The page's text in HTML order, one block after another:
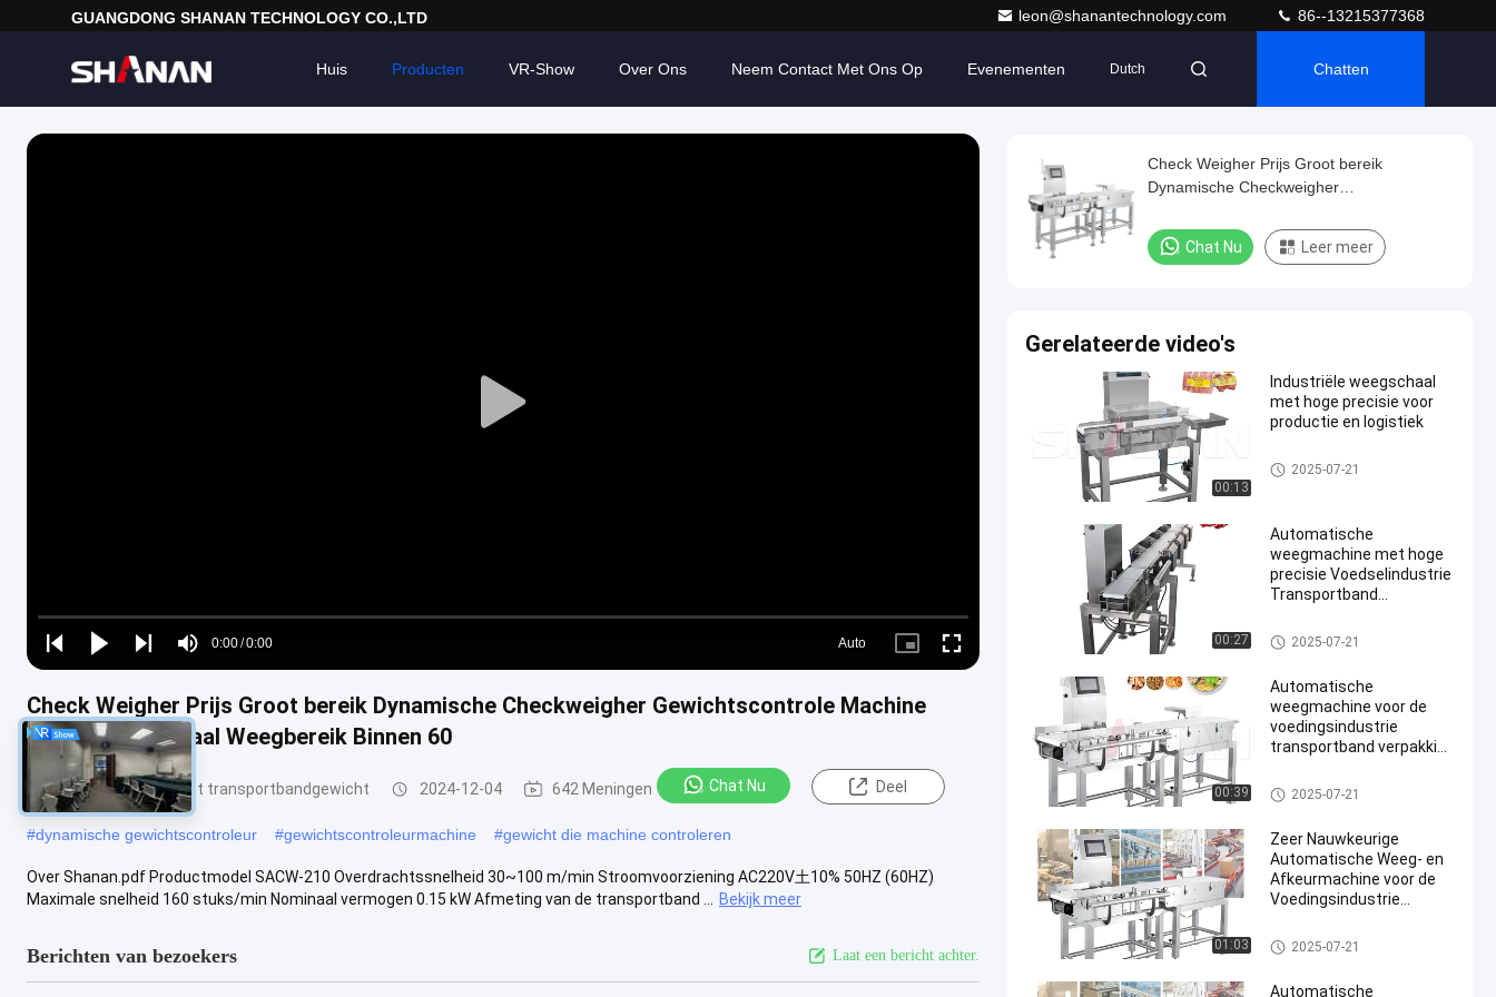
GUANGDONG SHANAN TECHNOLOGY CO.,LTD leon@shanantechnology.com 86--13215377368
Huis Producten VR-Show Over Ons Neem Contact Met Ons Op Evenementen Dutch Chatten
Play
Play
Play
Play
Mute
Time
0:00/0:00
Loaded:
0%
Auto
Picture- Fullscreen
Check Weigher Prijs Groot bereik Dynamische Checkweigher Gewichtscontrole Machine
Online Weegschaal Weegbereik Binnen 60
De Controleur van het transportbandgewicht 2024-12-04 642 Meningen Chat Nu Deel
#dynamische gewichtscontroleur #gewichtscontroleurmachine #gewicht die machine controleren
Over Shanan.pdf Productmodel SACW-210 Overdrachtssnelheid 30~100 m/min Stroomvoorziening AC220V土10% 50HZ (60HZ)
Maximale snelheid 160 stuks/min Nominaal vermogen 0.15 kW Afmeting van de transportband ...
Bekijk meer
Berichten van bezoekers Laat een bericht achter.
Check Weigher Prijs Groot bereik
Dynamische Checkweigher
Weegschaal Weegbereik Binnen 60
Chat Nu Leer meer
Gerelateerde video's
00:13
Industriële weegschaal
met hoge precisie voor
productie en logistiek
De Controleur van het transpor
tbandgewicht
2025-07-21
00:27
Automatische
weegmachine met hoge
precisie Voedselindustrie
Transportband
Farmaceutische
producten
De Controleur van het transpor
tbandgewicht
2025-07-21
00:39
Automatische
weegmachine voor de
voedingsindustrie
transportband verpakking
gewichtssorteermachine
De Controleur van het transpor
tbandgewicht
2025-07-21
01:03
Zeer Nauwkeurige
Automatische Weeg- en
Afkeurmachine voor de
Voedingsindustrie
Checkweigher 300g-30kg
De Controleur van het transpor
tbandgewicht
2025-07-21
Automatische